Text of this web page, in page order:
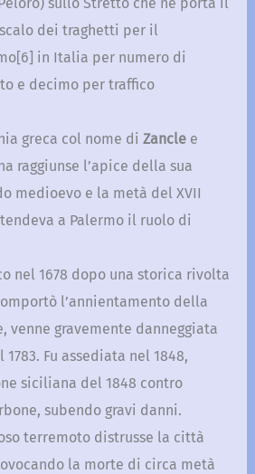
dei traghetti per il
in Italia per numero di
e decimo per traffico
greca col nome di Zancle e
raggiunse l’apice della sua
medioevo e la metà del XVII
a Palermo il ruolo di
nel 1678 dopo una storica rivolta
l’annientamento della
venne gravemente danneggiata
Fu assediata nel 1848,
siciliana del 1848 contro
subendo gravi danni.
terremoto distrusse la città
la morte di circa metà